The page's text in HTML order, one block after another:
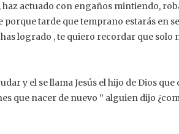
haz actuado con engaños mintiendo,
tarde que temprano estarás en
logrado , te quiero recordar que solo
y el se llama Jesús el hijo de Dios
que nacer de nuevo ” alguien dijo